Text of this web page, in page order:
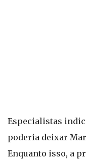
Especialistas
poderia deixar
Enquanto isso, a